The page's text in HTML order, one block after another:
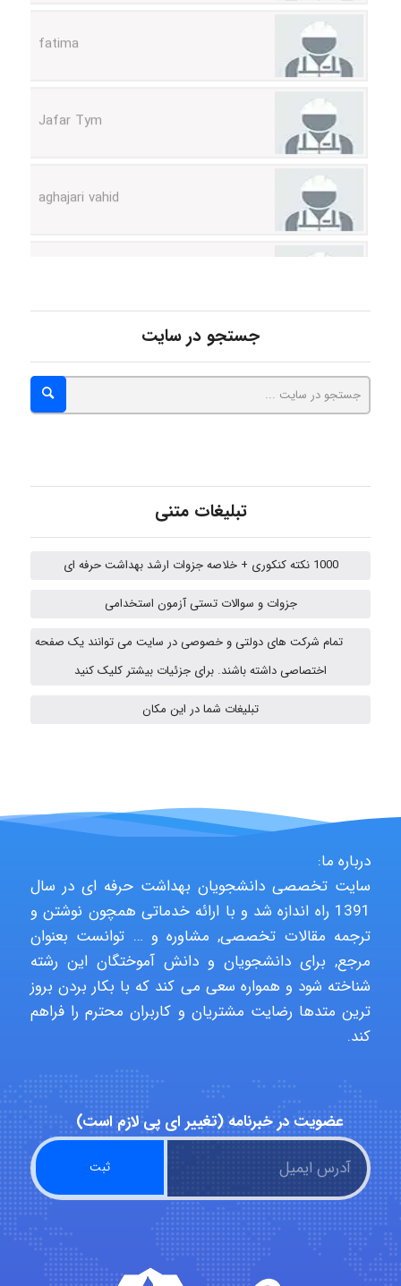
Alirez0990
hosein abdolvand
aghajari vahid
Poubakhtiari
Alirez0990
hosein abdolvand
Kati
جستجو در سایت
تبلیغات متنی
1000 نکته کنکوری + خلاصه جزوات ارشد بهداشت حرفه ای
جزوات و سوالات تستی آزمون استخدامی
تمام شرکت های دولتی و خصوصی در سایت می توانند یک صفحه
اختصاصی داشته باشند. برای جزئیات بیشتر کلیک کنید
تبلیغات شما در این مکان
درباره ما:
سایت تخصصی دانشجویان بهداشت حرفه ای در سال
1391 راه اندازه شد و با ارائه خدماتی همچون نوشتن و
ترجمه مقالات تخصصی, مشاوره و … توانست بعنوان
مرجع, برای دانشجویان و دانش آموختگان این رشته
شناخته شود و همواره سعی می کند که با بکار بردن بروز
ترین متدها رضایت مشتریان و کاربران محترم را فراهم
کند.
عضویت در خبرنامه (تغییر ای پی لازم است)